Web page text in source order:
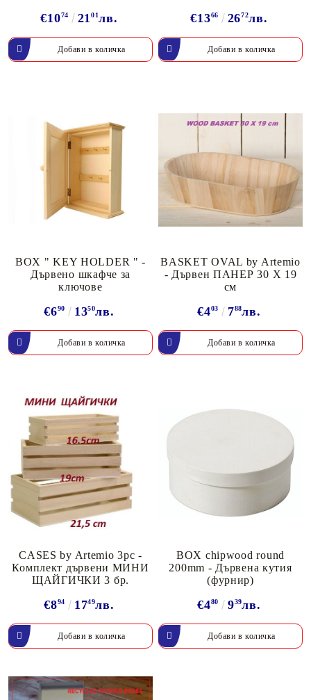
€1074 2101лв. €1366 2672лв.
BOX " KEY HOLDER " -
Дървено шкафче за
ключове
€690 1350лв.
BАSKET OVAL by Artemio
- Дървен ПАНЕР 30 Х 19
см
€403 788лв.
CASES by Artemio 3pc -
Комплект дървени МИНИ
ЩАЙГИЧКИ 3 бр.
€894 1749лв.
BOX chipwood round
200mm - Дървена кутия
(фурнир)
€480 939лв.